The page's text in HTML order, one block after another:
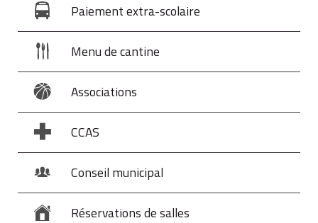
Paiement extra-scolaire
Menu de cantine
Associations
CCAS
Conseil municipal
Réservations de salles